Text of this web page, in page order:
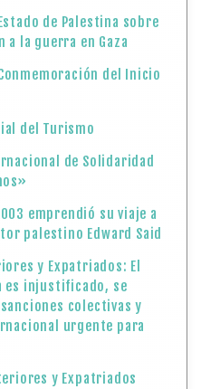
de Palestina sobre
la guerra en Gaza
del Inicio
del Turismo
de Solidaridad
emprendió su viaje a
palestino Edward Said
y Expatriados: El
es injustificado, se
colectivas y
urgente para
y Expatriados